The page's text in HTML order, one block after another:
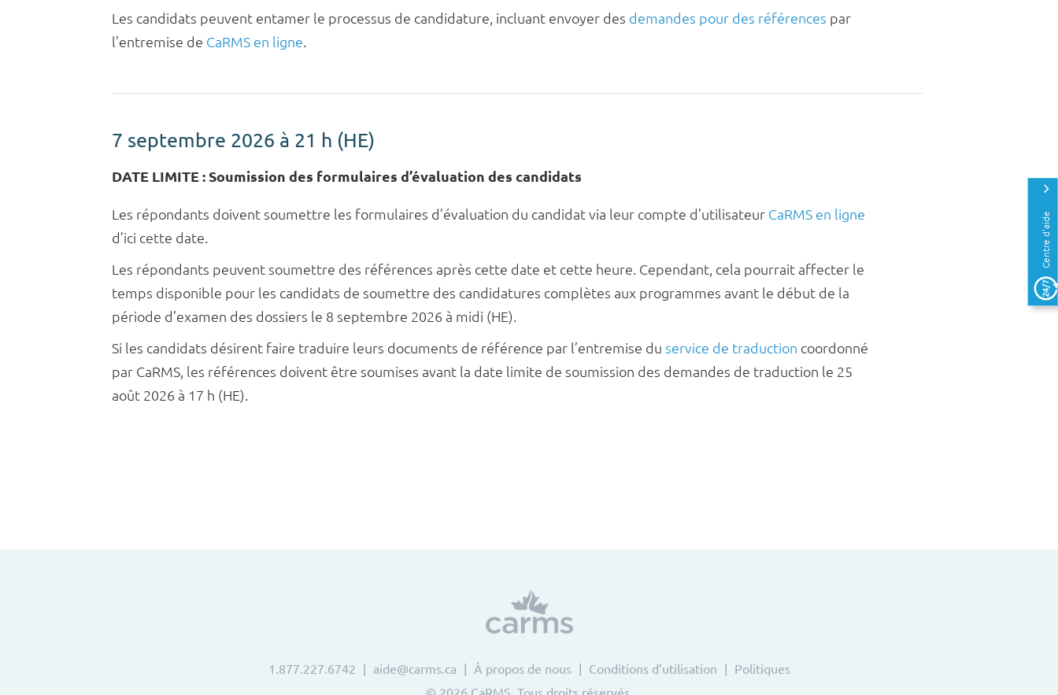
N
n
Les candidats peuvent entamer le processus de candidature, incluant envoyer des demandes pour des références par
l’entremise de CaRMS en ligne
7 septembre 2026 à 21 h (HE)
DATE LIMITE : Soumission des formulaires d’évaluation des candidats
Les répondants doivent soumettre les formulaires d’évaluation du candidat via leur compte d’utilisateur CaRMS en ligne
d’ici cette date.
Les répondants peuvent soumettre des références après cette date et cette heure. Cependant, cela pourrait affecter le
temps disponible pour les candidats de soumettre des candidatures complètes aux programmes avant le début de la
période d’examen des dossiers le 8 septembre 2026 à midi (HE).
Si les candidats désirent faire traduire leurs documents de référence par l’entremise du service de traduction coordonné
par CaRMS, les références doivent être soumises avant la date limite de soumission des demandes de traduction le 25
août 2026 à 17 h (HE).
1.877.227.6742 aide@carms.ca À propos de nous Conditions d’utilisation
Politiques
Centre d'aide